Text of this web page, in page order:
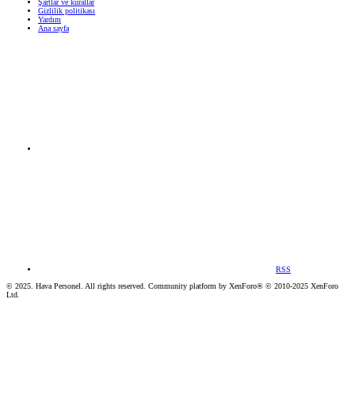
Şartlar ve kurallar
Gizlilik politikası
Yardım
Ana sayfa
RSS
© 2025. Hava Personel. All rights reserved. Community platform by XenForo® © 2010-2025 XenForo
Ltd.